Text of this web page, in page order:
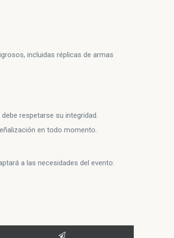
incluidas réplicas de armas
respetarse su integridad.
en todo momento.
a las necesidades del evento: